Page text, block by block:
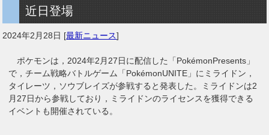
近日登場
2024年2月28日 [最新ニュース]
ポケモンは，2024年2月27日に配信した「PokémonPresents」
で，チーム戦略バトルゲーム「PokémonUNITE」にミライドン，
タイレーツ，ソウブレイズが参戦すると発表した。ミライドンは2
月27日から参戦しており，ミライドンのライセンスを獲得できる
イベントも開催されている。